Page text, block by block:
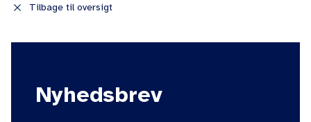
close Tilbage til oversigt
Nyhedsbrev